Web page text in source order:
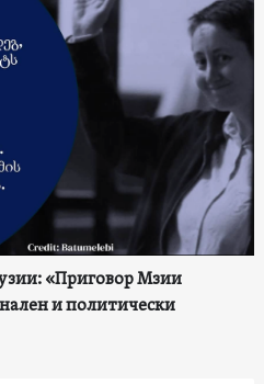
«Приговор Мзии
и политически